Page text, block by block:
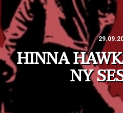
HINNA
NY